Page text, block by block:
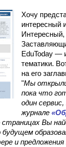
Хочу
интересный
Интересный,
EduToday —
тематики.
на его
"Мы
пока что
один
журнале
страницах Вы
будущем
и